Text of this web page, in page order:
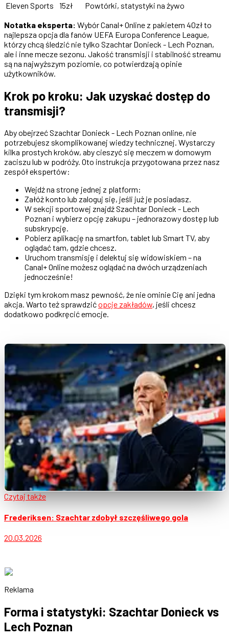
Eleven Sports 15zł
Powtórki, statystyki na żywo
Notatka eksperta: Wybór Canal+ Online z pakietem 40zł to
najlepsza opcja dla fanów UEFA Europa Conference League,
którzy chcą śledzić nie tylko Szachtar Donieck - Lech Poznan,
ale i inne mecze sezonu. Jakość transmisji i stabilność streamu
są na najwyższym poziomie, co potwierdzają opinie
użytkowników.
Krok po kroku: Jak uzyskać dostęp do
transmisji?
Aby obejrzeć Szachtar Donieck - Lech Poznan online, nie
potrzebujesz skomplikowanej wiedzy technicznej. Wystarczy
kilka prostych kroków, aby cieszyć się meczem w domowym
zaciszu lub w podróży. Oto instrukcja przygotowana przez nasz
zespół ekspertów:
Wejdź na stronę jednej z platform:
Załóż konto lub zaloguj się, jeśli już je posiadasz.
W sekcji sportowej znajdź Szachtar Donieck - Lech
Poznan i wybierz opcję zakupu – jednorazowy dostęp lub
subskrypcję.
Pobierz aplikację na smartfon, tablet lub Smart TV, aby
oglądać tam, gdzie chcesz.
Uruchom transmisję i delektuj się widowiskiem – na
Canal+ Online możesz oglądać na dwóch urządzeniach
jednocześnie!
Dzięki tym krokom masz pewność, że nie ominie Cię ani jedna
akcja. Warto też sprawdzićopcje zakładów, jeśli chcesz
dodatkowo podkręcić emocje.
Czytaj także
Frederiksen: Szachtar zdobył szczęśliwego gola
20.03.2026
Reklama
Forma i statystyki: Szachtar Donieck vs
Lech Poznan